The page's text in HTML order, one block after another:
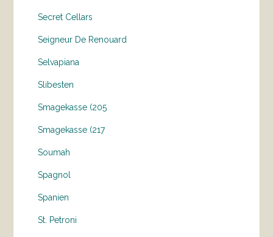
Secret Cellars
Seigneur De Renouard
Selvapiana
Slibesten
Smagekasse (205
Smagekasse (217
Soumah
Spagnol
Spanien
St. Petroni